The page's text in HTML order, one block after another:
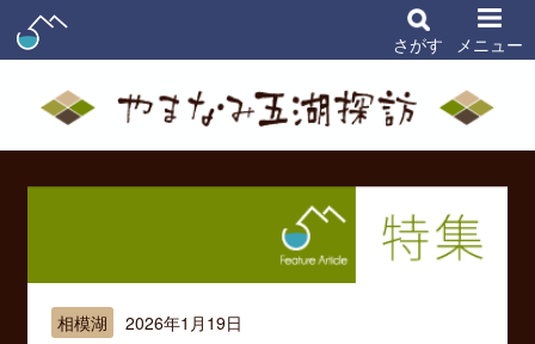
さがす メニュー
相模湖 2026年1月19日